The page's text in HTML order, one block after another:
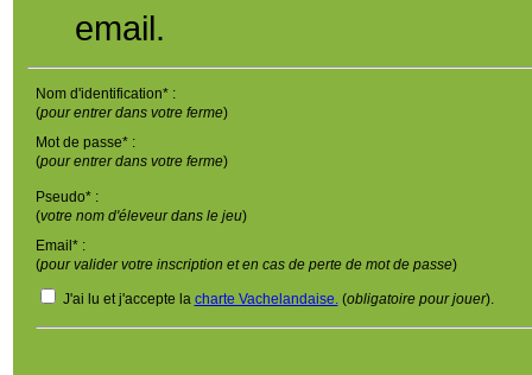
email.
Nom d'identification* :
(pour entrer dans votre ferme)
Mot de passe* :
(pour entrer dans votre ferme)
Pseudo* :
(votre nom d'éleveur dans le jeu)
Email* :
(pour valider votre inscription et en cas de perte de mot de passe)
J'ai lu et j'accepte la charte Vachelandaise.(obligatoire pour jouer).